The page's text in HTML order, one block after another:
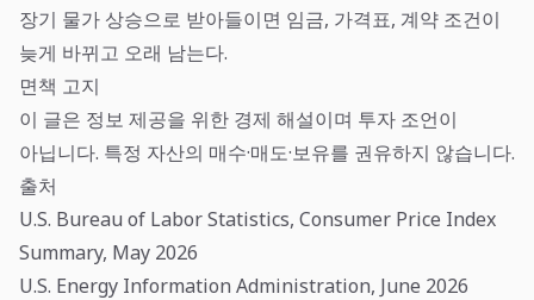
장기 물가 상승으로 받아들이면 임금, 가격표, 계약 조건이
늦게 바뀌고 오래 남는다.
면책 고지
이 글은 정보 제공을 위한 경제 해설이며 투자 조언이
아닙니다. 특정 자산의 매수·매도·보유를 권유하지 않습니다.
출처
U.S. Bureau of Labor Statistics, Consumer Price Index
Summary, May 2026
U.S. Energy Information Administration, June 2026